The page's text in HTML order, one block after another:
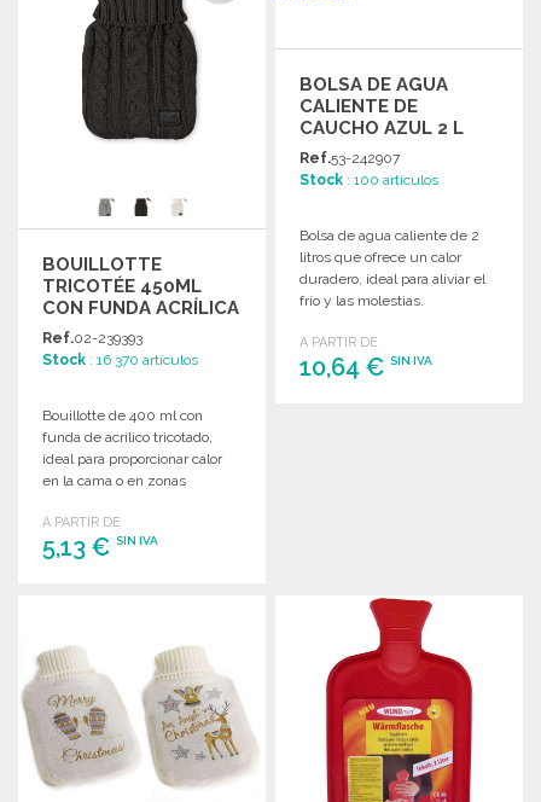
BOUILLOTTE
TRICOTÉE 450ML
CON FUNDA ACRÍLICA
Ref.02-239393
Stock : 16 370 artículos
Bouillotte de 400 ml con
funda de acrílico tricotado,
ideal para proporcionar calor
en la cama o en zonas
A PARTIR DE
5,13 € SIN IVA
BOLSA DE AGUA
CALIENTE DE
CAUCHO AZUL 2 L
Ref.53-242907
Stock : 100 artículos
Bolsa de agua caliente de 2
litros que ofrece un calor
duradero, ideal para aliviar el
frío y las molestias.
cm.
A PARTIR DE
10,64 €SIN IVA